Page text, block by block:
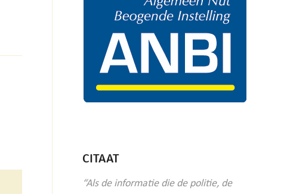
CITAAT
“Als de informatie die de politie, de